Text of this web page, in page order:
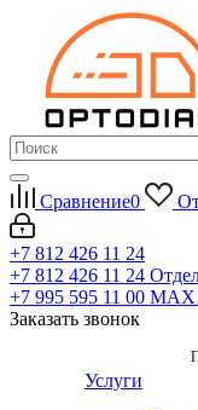
Сравнение0
+7 812 426 11 24
+7 812 426 11 24
+7 995 595 11 00 MAX
Заказать звонок
Услуги